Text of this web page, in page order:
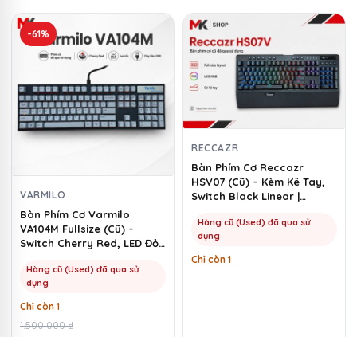
-61%
VARMILO
Bàn Phím Cơ Varmilo
VA104M Fullsize (Cũ) –
Switch Cherry Red, LED Đỏ |
Hàng cũ (Used) đã qua sử
dụng
Chỉ còn 1
1.500.000₫
Giá
Giá
RECCAZR
Bàn Phím Cơ Reccazr
HSV07 (Cũ) – Kèm Kê Tay,
Switch Black Linear |
Hàng cũ (Used) đã qua sử
dụng
Chỉ còn 1